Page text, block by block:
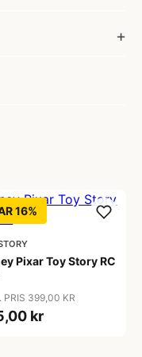
16%
Pixar Toy Story RC
PRIS 399,00 KR
kr